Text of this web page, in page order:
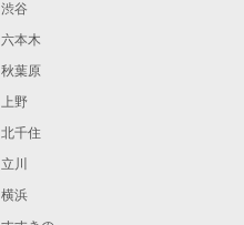
渋谷
六本木
秋葉原
上野
北千住
立川
横浜